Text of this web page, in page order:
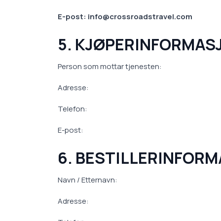
E-post: info@crossroadstravel.com
5.
Person som mottar tjenesten:
Adresse:
Telefon:
E-post:
6.
Navn / Etternavn:
Adresse: